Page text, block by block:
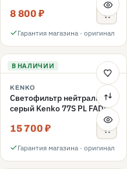
8 800 ₽
Гарантия магазина · оригинал
В НАЛИЧИИ
KENKO
Светофильтр нейтрально-
серый Kenko 77S PL FADER
с переменной плотностью
ND3-ND400 77mm
15 700 ₽
Гарантия магазина · оригинал